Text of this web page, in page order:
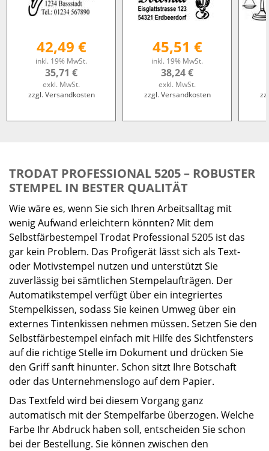
42,49 €
inkl. 19% MwSt.
35,71 €
exkl. MwSt.
zzgl. Versandkosten
45,51 €
inkl. 19% MwSt.
38,24 €
exkl. MwSt.
zzgl. Versandkosten
TRODAT PROFESSIONAL 5205 – ROBUSTER
STEMPEL IN BESTER QUALITÄT
Wie wäre es, wenn Sie sich Ihren Arbeitsalltag mit
wenig Aufwand erleichtern könnten? Mit dem
Selbstfärbestempel Trodat Professional 5205 ist das
gar kein Problem. Das Profigerät lässt sich als Text-
oder Motivstempel nutzen und unterstützt Sie
zuverlässig bei sämtlichen Stempelaufträgen. Der
Automatikstempel verfügt über ein integriertes
Stempelkissen, sodass Sie keinen Umweg über ein
externes Tintenkissen nehmen müssen. Setzen Sie den
Selbstfärbestempel einfach mit Hilfe des Sichtfensters
auf die richtige Stelle im Dokument und drücken Sie
den Griff sanft hinunter. Schon sitzt Ihre Botschaft
oder das Unternehmenslogo auf dem Papier.
Das Textfeld wird bei diesem Vorgang ganz
automatisch mit der Stempelfarbe überzogen. Welche
Farbe Ihr Abdruck haben soll, entscheiden Sie schon
bei der Bestellung. Sie können zwischen den